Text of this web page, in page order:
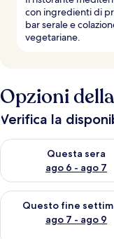
con ingredienti di
bar serale e
vegetariane.
Opzioni
Verifica la
Questa sera
ago 6 - ago 7
Verifica la disponibilità
Questo fine
ago 7 - ago 9
Verifica la